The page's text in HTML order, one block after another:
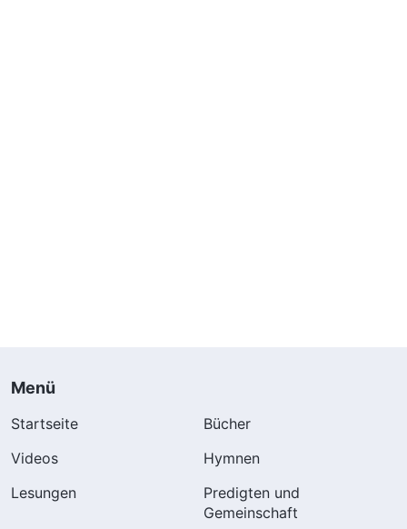
Menü
Startseite
Bücher
Videos
Hymnen
Lesungen
Predigten und
Gemeinschaft